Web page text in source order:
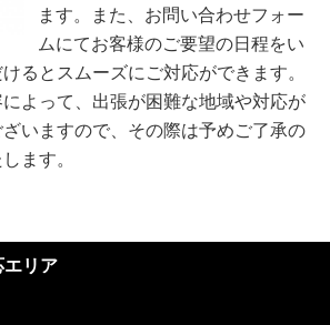
客様（ご注文後）から問い合わせ等があった場合
示を行います。
掲載はしておりません。
があります。その場合、すべての改定は当ウェ
。
キャンセルは、キャンセル料5,500円(税込)を
ど）の場合は、作業日を変更させていただく場
ご了承下さい。
ます。また、お問い合わせフォー
ムにてお客様のご要望の日程をい
るとスムーズにご対応ができます。
よって、出張が困難な地域や対応が
いますので、その際は予めご了承の
ます。
エリア